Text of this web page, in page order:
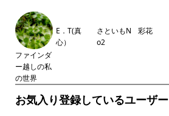
ファインダ
ー越しの私
の世界
E．T(真
心）
さといもN
o2
彩花
お気入り登録しているユーザー